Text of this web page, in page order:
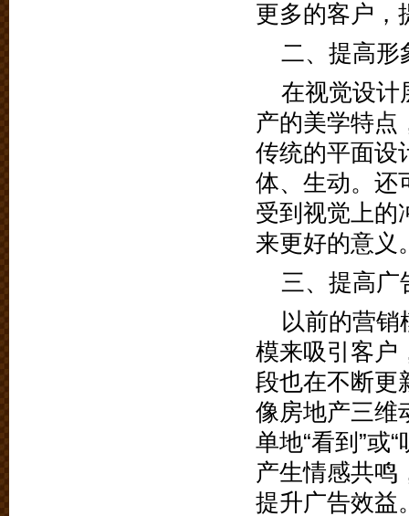
更多的客户，
二、提高形
在视觉设计
产的美学特点
传统的平面设
体、生动。还
受到视觉上的
来更好的意义
三、提高广
以前的营
模来吸引客户
段也在不断更
像房地产三维
单地“看到”或
产生情感共鸣
提升广告效益